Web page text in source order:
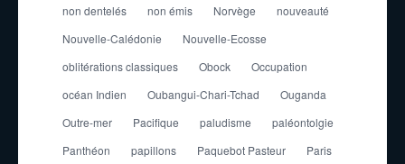
non dentelés
non émis Norvège
nouveauté
Nouvelle-Calédonie
Nouvelle-Ecosse
oblitérations classiques
Obock
Occupation
océan Indien
Oubangui-Chari-Tchad
Ouganda
Outre-mer
Pacifique paludisme
paléontolgie
Panthéon
papillons Paquebot Pasteur
Paris